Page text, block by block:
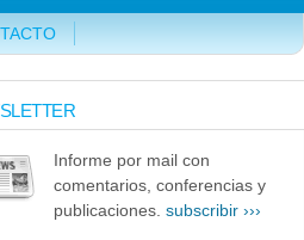
Informe por mail con
comentarios, conferencias y
publicaciones. subscribir ›››